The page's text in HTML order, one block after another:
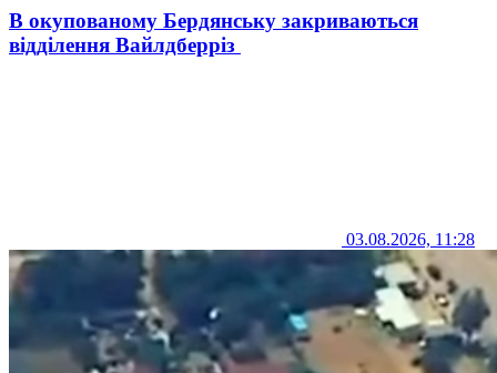
В окупованому Бердянську закриваються
відділення Вайлдберріз
03.08.2026, 11:28